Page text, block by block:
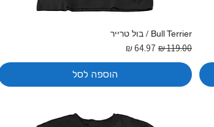
Bull Terrier / בול טרייר
מחיר רגיל מחיר מבצע
הוספה לסל